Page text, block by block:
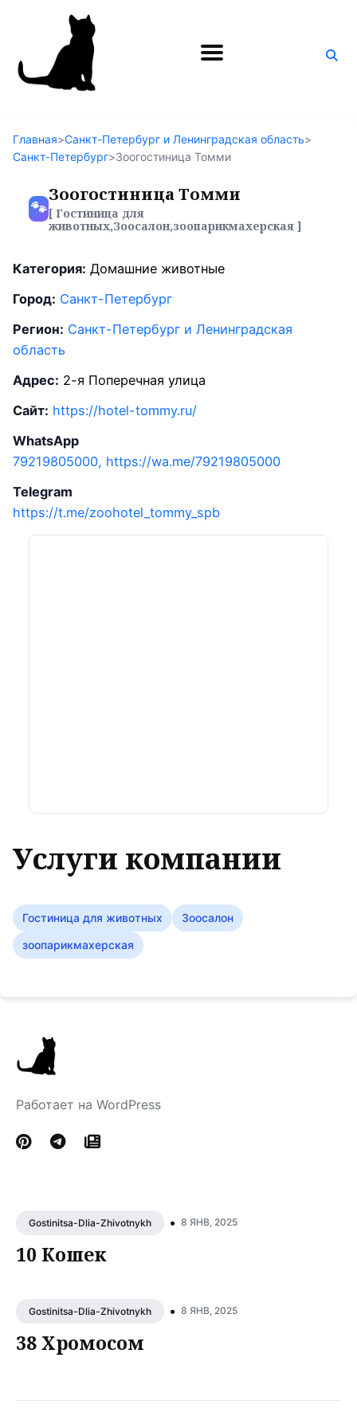
Поиск
Главная>Санкт-Петербург и Ленинградская область>
Санкт-Петербург>Зоогостиница Томми
🐾
Зоогостиница Томми
[ Гостиница для
животных,Зоосалон,зоопарикмахерская ]
Категория: Домашние животные
Город: Санкт-Петербург
Регион: Санкт-Петербург и Ленинградская
область
Адрес: 2-я Поперечная улица
Сайт: https://hotel-tommy.ru/
WhatsApp
79219805000, https://wa.me/79219805000
Telegram
https://t.me/zoohotel_tommy_spb
Услуги компании
Гостиница для животных
Зоосалон
зоопарикмахерская
Работает на WordPress
Gostinitsa-Dlia-Zhivotnykh • 8 ЯНВ, 2025
10 Кошек
Gostinitsa-Dlia-Zhivotnykh • 8 ЯНВ, 2025
38 Хромосом